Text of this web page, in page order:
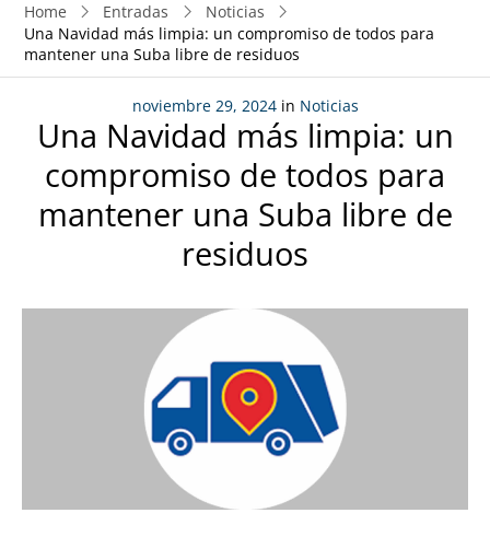
Home Entradas
Noticias
Una Navidad más limpia: un compromiso de todos para
mantener una Suba libre de residuos
noviembre 29, 2024in Noticias
Una Navidad más limpia: un
compromiso de todos para
mantener una Suba libre de
residuos